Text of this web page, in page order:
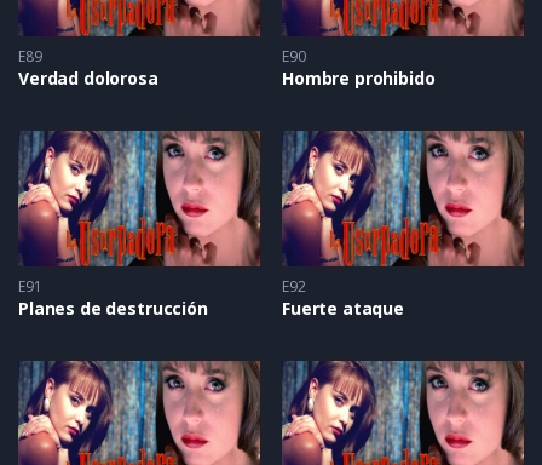
E89
Verdad dolorosa
E90
Hombre prohibido
E91
Planes de destrucción
E92
Fuerte ataque